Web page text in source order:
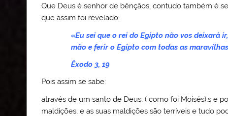
Que Deus é senhor de bênçãos, contudo também é
que assim foi revelado:
«Eu sei que o rei do Egipto não vos deixará
mão e ferir o Egipto com todas as
Êxodo 3, 19
Pois assim se sabe:
através de um santo de Deus, ( como foi Moisés),s e
maldições, e as suas maldições são terríveis e tudo